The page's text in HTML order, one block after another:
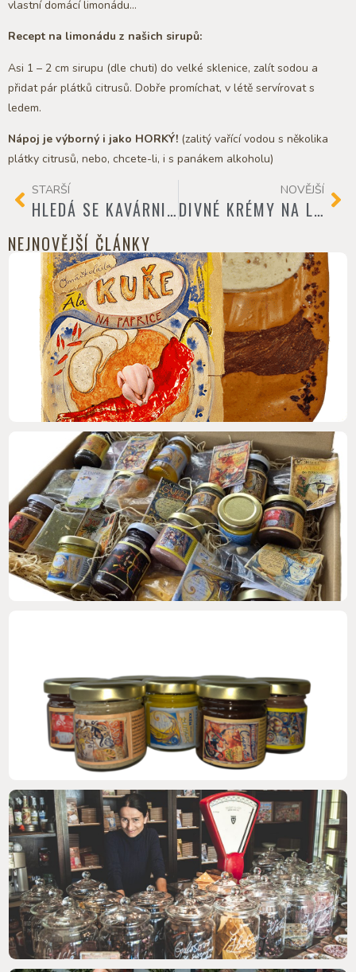
vlastní domácí limonádu…
Recept na limonádu z našich sirupů:
Asi 1 – 2 cm sirupu (dle chuti) do velké sklenice, zalít sodou a
přidat pár plátků citrusů. Dobře promíchat, v létě servírovat s
ledem.
Nápoj je výborný i jako HORKÝ! (zalitý vařící vodou s několika
plátky citrusů, nebo, chcete-li, i s panákem alkoholu)
STARŠÍ
HLEDÁ SE KAVÁRNICE!
NOVĚJŠÍ
DIVNÉ KRÉMY NA LŽIČKU
NEJNOVĚJŠÍ ČLÁNKY